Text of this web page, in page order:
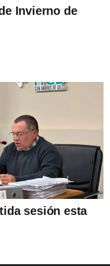
Invierno de
sesión esta